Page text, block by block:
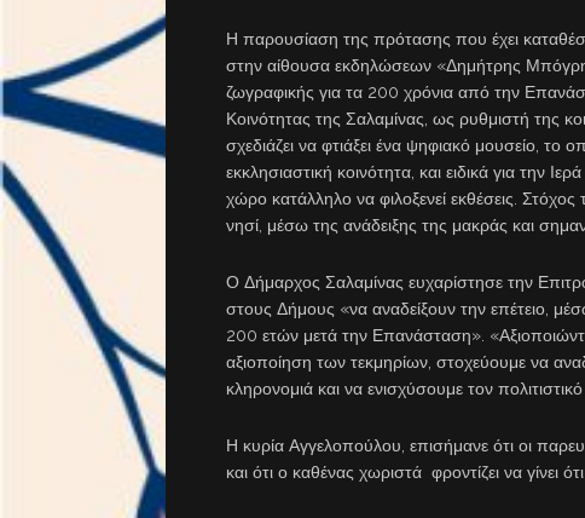
Η παρουσίαση της πρότασης που έχει
στην αίθουσα εκδηλώσεων «Δημήτρης
ζωγραφικής για τα 200 χρόνια από την
Κοινότητας της Σαλαμίνας, ως ρυθμιστή της
σχεδιάζει να φτιάξει ένα ψηφιακό μουσείο, το
εκκλησιαστική κοινότητα, και ειδικά για την
χώρο κατάλληλο να φιλοξενεί εκθέσεις.
νησί, μέσω της ανάδειξης της μακράς και
Ο Δήμαρχος Σαλαμίνας ευχαρίστησε την
στους Δήμους «να αναδείξουν την επέτειο,
200 ετών μετά την Επανάσταση».
αξιοποίηση των τεκμηρίων, στοχεύουμε να
κληρονομιά και να ενισχύσουμε τον
Η κυρία Αγγελοπούλου, επισήμανε ότι οι
και ότι ο καθένας χωριστά φροντίζει να γίνει